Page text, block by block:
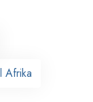
Afrika